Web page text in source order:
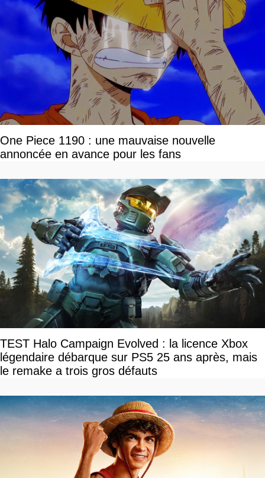
One Piece 1190 : une mauvaise nouvelle
annoncée en avance pour les fans
TEST Halo Campaign Evolved : la licence Xbox
légendaire débarque sur PS5 25 ans après, mais
le remake a trois gros défauts